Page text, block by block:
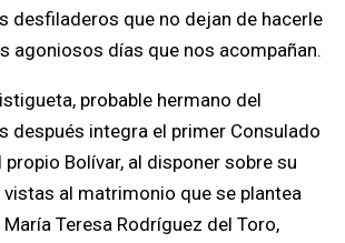
desfiladeros que no dejan de hacerle
agoniosos días que nos acompañan.
después integra el primer Consulado
propio Bolívar, al disponer sobre su
al matrimonio que se plantea
Teresa Rodríguez del Toro,